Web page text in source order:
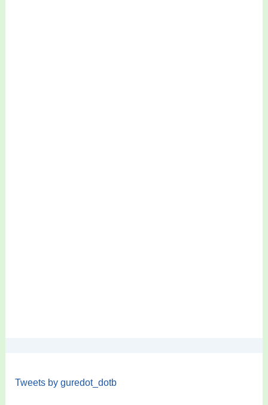
Tweets by guredot_dotb